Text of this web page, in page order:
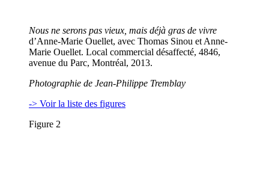
Nous ne serons pas vieux, mais déjà gras de vivre
d’Anne-Marie Ouellet, avec Thomas Sinou et Anne-
Marie Ouellet. Local commercial désaffecté, 4846,
avenue du Parc, Montréal, 2013.
Photographie de Jean-Philippe Tremblay
-> Voir la liste des figures
Figure 2